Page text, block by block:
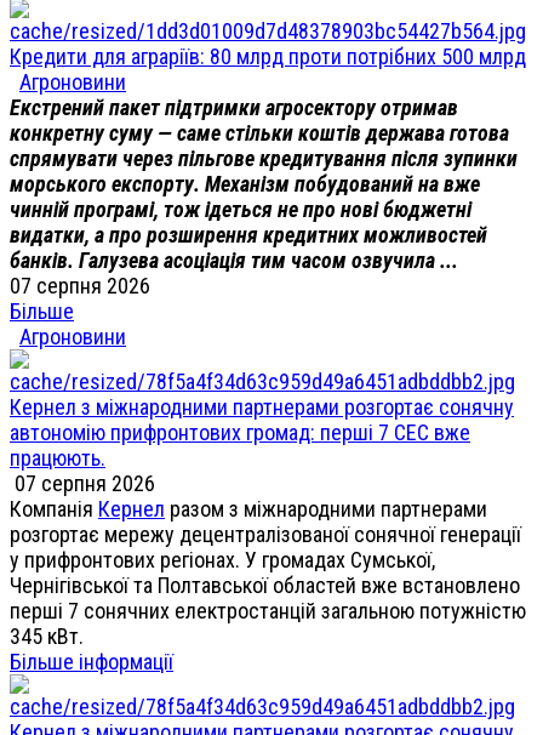
Кредити для аграріїв: 80 млрд проти потрібних 500 млрд
Агроновини
Екстрений пакет підтримки агросектору отримав
конкретну суму — саме стільки коштів держава готова
спрямувати через пільгове кредитування після зупинки
морського експорту. Механізм побудований на вже
чинній програмі, тож ідеться не про нові бюджетні
видатки, а про розширення кредитних можливостей
банків. Галузева асоціація тим часом озвучила ...
07 серпня 2026
Більше
Агроновини
Кернел з міжнародними партнерами розгортає сонячну
автономію прифронтових громад: перші 7 СЕС вже
працюють.
07 серпня 2026
Компанія Кернел разом з міжнародними партнерами
розгортає мережу децентралізованої сонячної генерації
у прифронтових регіонах. У громадах Сумської,
Чернігівської та Полтавської областей вже встановлено
перші 7 сонячних електростанцій загальною потужністю
345 кВт.
Більше інформації